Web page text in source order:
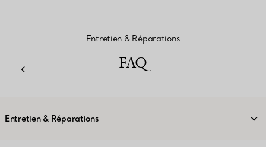
Entretien & Réparations
FAQ
Entretien & Réparations